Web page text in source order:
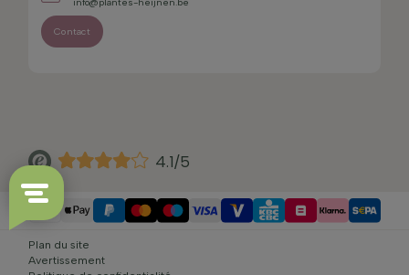
info@plantes-heijnen.be
Contact
4.1/5
Plan du site
Avertissement